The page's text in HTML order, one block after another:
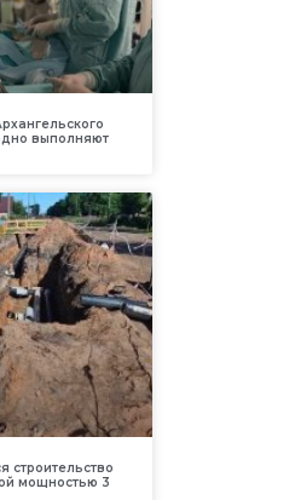
выполняют
строительство
мощностью 3